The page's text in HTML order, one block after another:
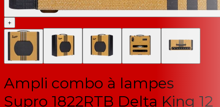
+
Ampli combo à lampes
Supro 1822RTB Delta King 12